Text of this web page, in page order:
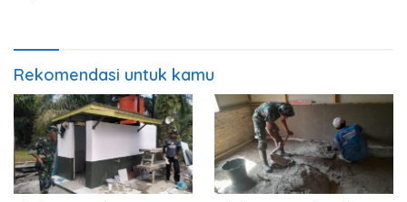
Rekomendasi untuk kamu